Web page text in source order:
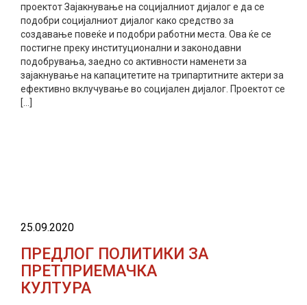
проектот Зајакнување на социјалниот дијалог е да се
подобри социјалниот дијалог како средство за
создавање повеќе и подобри работни места. Ова ќе се
постигне преку институционални и законодавни
подобрувања, заедно со активности наменети за
зајакнување на капацитетите на трипартитните актери за
ефективно вклучување во социјален дијалог. Проектот се
[…]
25.09.2020
ПРЕДЛОГ ПОЛИТИКИ ЗА
ПРЕТПРИЕМАЧКА
КУЛТУРА